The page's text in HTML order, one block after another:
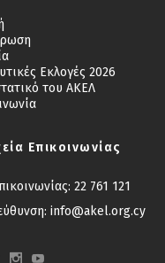
Εκλογές 2026
του ΑΚΕΛ
Επικοινωνίας
22 761 121
info@akel.org.cy